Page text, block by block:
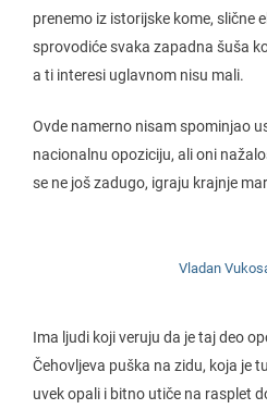
prenemo iz istorijske kome, slične
sprovodiće svaka zapadna šuša
a ti interesi uglavnom nisu mali.
Ovde namerno nisam spominjao
nacionalnu opoziciju, ali oni
se ne još zadugo, igraju krajnje
Vladan
Ima ljudi koji veruju da je taj deo
Čehovljeva puška na zidu, koja je
uvek opali i bitno utiče na rasplet